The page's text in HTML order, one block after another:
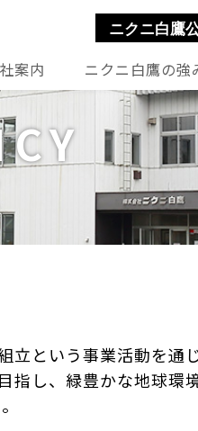
案内 ニクニ白鷹の強
ニクニ白鷹
という事業活動を通
し、緑豊かな地球環